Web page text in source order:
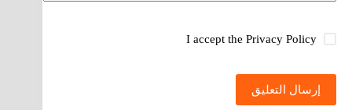
I accept the Privacy Policy
إرسال التعليق